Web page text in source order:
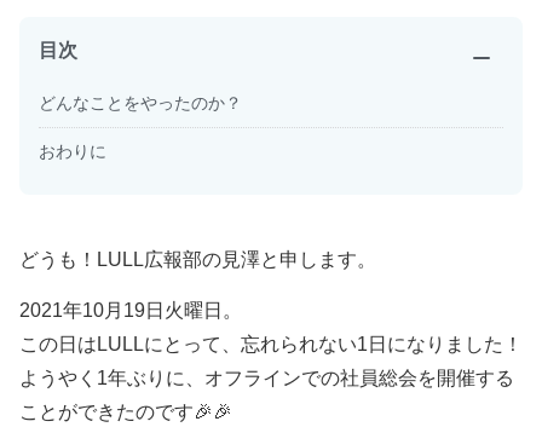
目次
閉じる
どんなことをやったのか？
おわりに
どうも！LULL広報部の見澤と申します。
2021年10月19日火曜日。
この日はLULLにとって、忘れられない1日になりました！
ようやく1年ぶりに、オフラインでの社員総会を開催する
ことができたのです🎉🎉